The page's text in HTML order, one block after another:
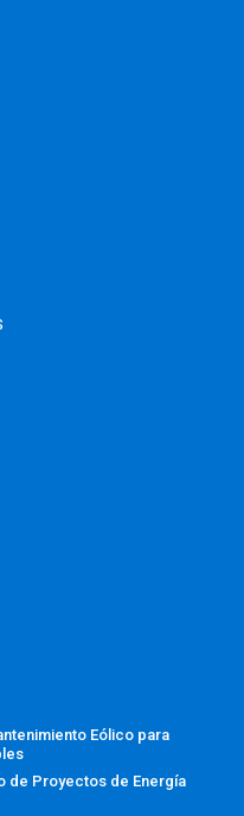
Eólico para
de Proyectos de Energía